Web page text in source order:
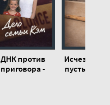
ДНК против
приговора -
пустыне -